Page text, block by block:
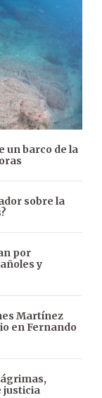
un barco de la
sobre la
por
y
Martínez
en Fernando
justicia